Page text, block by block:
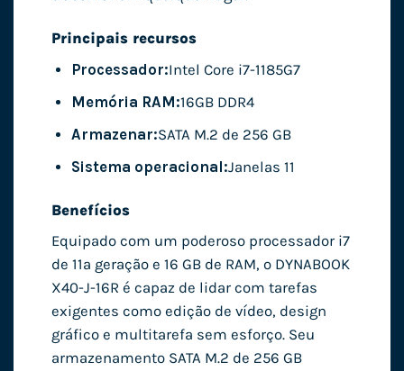
Principais recursos
Processador:Intel Core i7-1185G7
Memória RAM:16GB DDR4
Armazenar:SATA M.2 de 256 GB
Sistema operacional:Janelas 11
Benefícios
Equipado com um poderoso processador i7
de 11ª geração e 16 GB de RAM, o DYNABOOK
X40-J-16R é capaz de lidar com tarefas
exigentes como edição de vídeo, design
gráfico e multitarefa sem esforço. Seu
armazenamento SATA M.2 de 256 GB